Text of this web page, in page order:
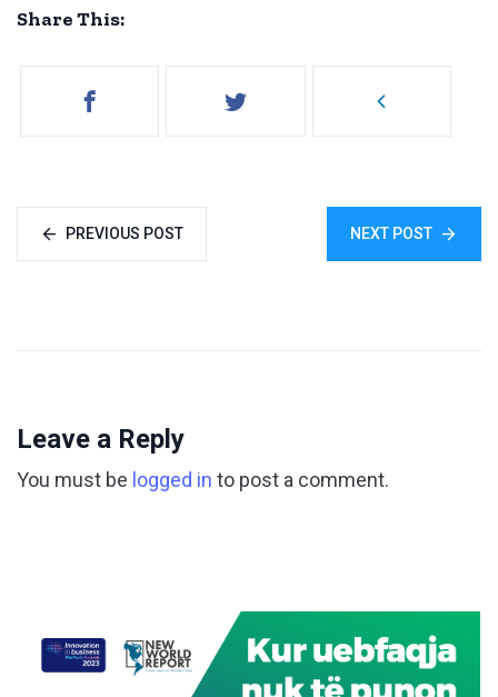
Share This:
PREVIOUS POST NEXT POST
Leave a Reply
You must be logged in to post a comment.